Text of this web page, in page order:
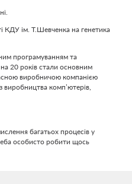
КДУ ім. Т.Шевченка на генетика
програмуванням та
20 років стали основним
виробничою компанією
виробництва комп’ютерів,
багатьох процесів у
особисто робити щось